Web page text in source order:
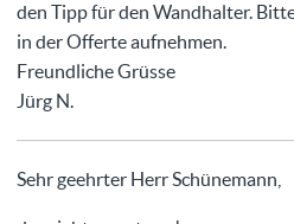
den Tipp für den Wandhalter.
in der Offerte aufnehmen.
Freundliche Grüsse
Jürg N.
Sehr geehrter Herr Schünemann,